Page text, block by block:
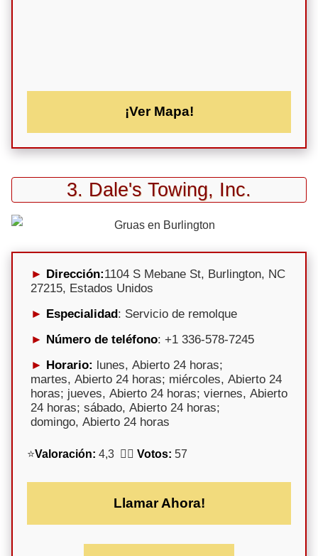
¡Ver Mapa!
3. Dale's Towing, Inc.
Dirección:1104 S Mebane St, Burlington, NC
27215, Estados Unidos
Especialidad : Servicio de remolque
Número de teléfono: +1 336-578-7245
Horario:
lunes, Abierto 24 horas;
martes, Abierto 24 horas; miércoles, Abierto 24
horas; jueves, Abierto 24 horas; viernes, Abierto
24 horas; sábado, Abierto 24 horas;
domingo, Abierto 24 horas
⭐Valoración: 4,3 🕵️‍♀️ Votos: 57
Llamar Ahora!